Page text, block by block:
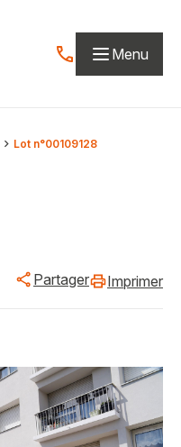
Contactez-nous
Menu
Lot n°00109128
Partager Imprimer